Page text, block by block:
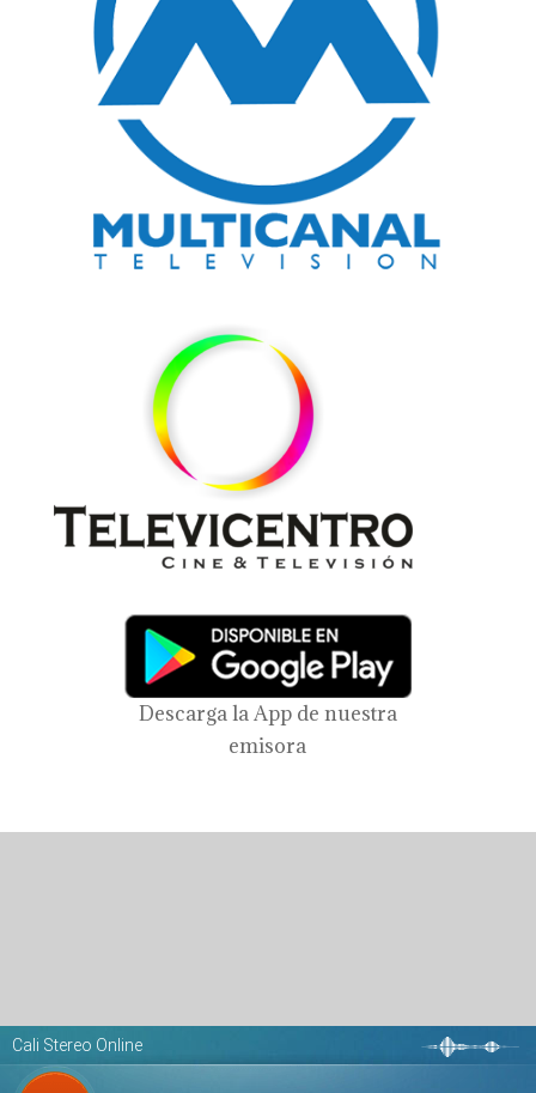
Descarga la App de nuestra
emisora